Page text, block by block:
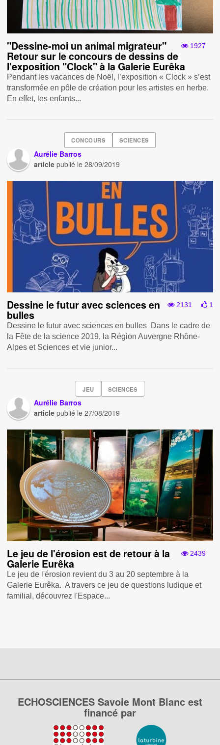
1927
"Dessine-moi un animal migrateur"
Retour sur le concours de dessins de
l'exposition "Clock" à la Galerie Eurêka
Pendant les vacances de Noël, l’exposition « Clock » s’est
transformée en pôle de création pour les artistes en herbe.
En effet, les enfants...
CONCOURS SCIENCES
Aurélie Barros
article publié le28/09/2019
2131 1
Dessine le futur avec sciences en
bulles
Dessine le futur avec sciences en bulles Dans le cadre de
la Fête de la science 2019, la Région Auvergne Rhône-
Alpes et Sciences et vie junior...
JEU SCIENCES
Aurélie Barros
article publié le27/08/2019
2439
Le jeu de l'érosion est de retour à la
Galerie Eurêka
Le jeu de l'érosion revient du 3 au 20 septembre à la
Galerie Eurêka. A travers ce jeu de questions ludique et
familial, découvrez l'Espace...
ECHOSCIENCES Savoie Mont Blanc est
financé par